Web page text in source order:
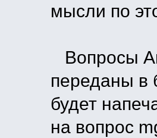
мысли по
Вопросы
переданы в
будет
на вопрос